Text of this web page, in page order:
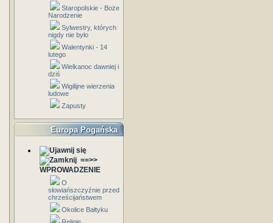
Staropolskie - Boże
Narodzenie
Sylwestry, których
nigdy nie było
Walentynki - 14
lutego
Wielkanoc dawniej i
dziś
Wigilijne wierzenia
ludowe
Zapusty
Europa Pogańska
==>>
WPROWADZENIE
O
słowiańszczyźnie przed
chrześcijaństwem
Okolice Bałtyku